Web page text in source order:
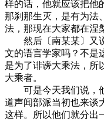
样的话，他就应该把他
那刹那生灭，是有为法
法，那现在大家都在涅
然后〔南某某〕又说
文的语言学家吗？不是
是为了诽谤大乘法，所
大乘者。
可是今天我们说，他
道声闻部派当初也来谈
这样。所以他们就分出